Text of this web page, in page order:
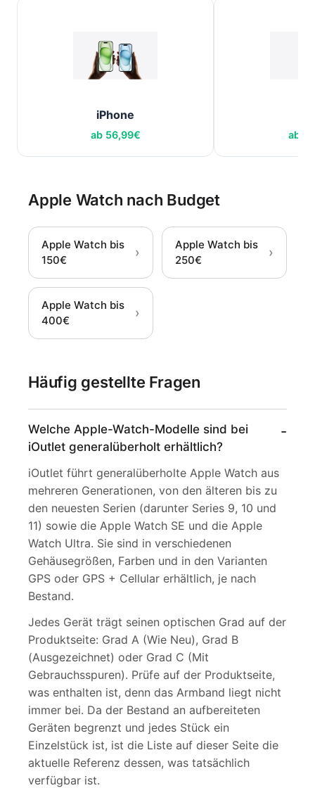
iPhone
ab 56,99€ ab
Apple Watch nach Budget
Apple Watch bis
150€
›
Apple Watch bis
250€
›
Apple Watch bis
400€
›
Häufig gestellte Fragen
Welche Apple-Watch-Modelle sind bei
iOutlet generalüberholt erhältlich?
iOutlet führt generalüberholte Apple Watch aus
mehreren Generationen, von den älteren bis zu
den neuesten Serien (darunter Series 9, 10 und
11) sowie die Apple Watch SE und die Apple
Watch Ultra. Sie sind in verschiedenen
Gehäusegrößen, Farben und in den Varianten
GPS oder GPS + Cellular erhältlich, je nach
Bestand.
Jedes Gerät trägt seinen optischen Grad auf der
Produktseite: Grad A (Wie Neu), Grad B
(Ausgezeichnet) oder Grad C (Mit
Gebrauchsspuren). Prüfe auf der Produktseite,
was enthalten ist, denn das Armband liegt nicht
immer bei. Da der Bestand an aufbereiteten
Geräten begrenzt und jedes Stück ein
Einzelstück ist, ist die Liste auf dieser Seite die
aktuelle Referenz dessen, was tatsächlich
verfügbar ist.